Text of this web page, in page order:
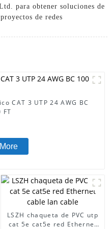
para obtener soluciones de
de redes
CAT 3 UTP 24 AWG BC
FT
LSZH chaqueta de PVC utp
cat 5e cat5e red Ethernet